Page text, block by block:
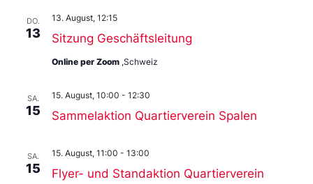
DO.
13 Sitzung Geschäftsleitung
13. August, 12:15
Online per Zoom ,Schweiz
SA.
15 Sammelaktion Quartierverein Spalen
15. August, 10:00 - 12:30
SA.
15
Flyer- und Standaktion Quartierverein
15. August, 11:00 - 13:00